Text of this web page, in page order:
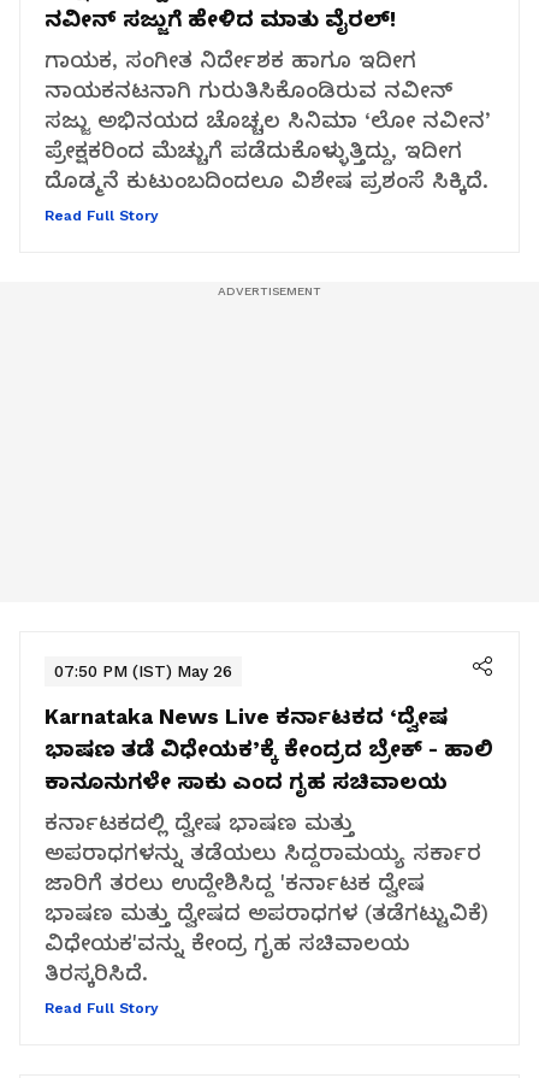
ನವೀನ್ ಸಜ್ಜುಗೆ ಹೇಳಿದ ಮಾತು ವೈರಲ್!
ಗಾಯಕ, ಸಂಗೀತ ನಿರ್ದೇಶಕ ಹಾಗೂ ಇದೀಗ
ನಾಯಕನಟನಾಗಿ ಗುರುತಿಸಿಕೊಂಡಿರುವ ನವೀನ್
ಸಜ್ಜು ಅಭಿನಯದ ಚೊಚ್ಚಲ ಸಿನಿಮಾ ‘ಲೋ ನವೀನ’
ಪ್ರೇಕ್ಷಕರಿಂದ ಮೆಚ್ಚುಗೆ ಪಡೆದುಕೊಳ್ಳುತ್ತಿದ್ದು, ಇದೀಗ
ದೊಡ್ಮನೆ ಕುಟುಂಬದಿಂದಲೂ ವಿಶೇಷ ಪ್ರಶಂಸೆ ಸಿಕ್ಕಿದೆ.
Read Full Story
07:50 PM (IST) May 26
Karnataka News Live ಕರ್ನಾಟಕದ ‘ದ್ವೇಷ
ಭಾಷಣ ತಡೆ ವಿಧೇಯಕ’ಕ್ಕೆ ಕೇಂದ್ರದ ಬ್ರೇಕ್ - ಹಾಲಿ
ಕಾನೂನುಗಳೇ ಸಾಕು ಎಂದ ಗೃಹ ಸಚಿವಾಲಯ
ಕರ್ನಾಟಕದಲ್ಲಿ ದ್ವೇಷ ಭಾಷಣ ಮತ್ತು
ಅಪರಾಧಗಳನ್ನು ತಡೆಯಲು ಸಿದ್ದರಾಮಯ್ಯ ಸರ್ಕಾರ
ಜಾರಿಗೆ ತರಲು ಉದ್ದೇಶಿಸಿದ್ದ 'ಕರ್ನಾಟಕ ದ್ವೇಷ
ಭಾಷಣ ಮತ್ತು ದ್ವೇಷದ ಅಪರಾಧಗಳ (ತಡೆಗಟ್ಟುವಿಕೆ)
ವಿಧೇಯಕ'ವನ್ನು ಕೇಂದ್ರ ಗೃಹ ಸಚಿವಾಲಯ
ತಿರಸ್ಕರಿಸಿದೆ.
Read Full Story